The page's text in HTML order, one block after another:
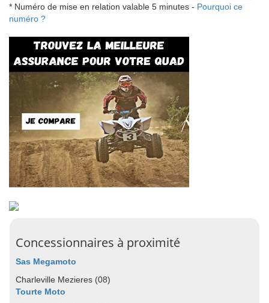
* Numéro de mise en relation valable 5 minutes - Pourquoi ce
numéro ?
Concessionnaires à proximité
Sas Megamoto
Charleville Mezieres (08)
Tourte Moto